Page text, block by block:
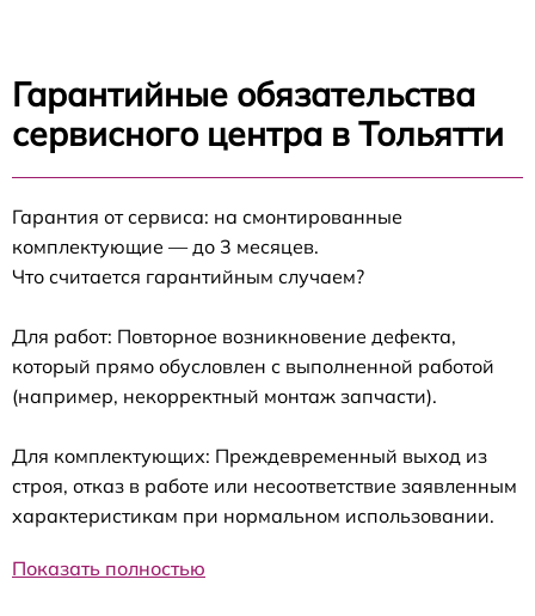
Гарантийные обязательства
сервисного центра в Тольятти
Гарантия от сервиса: на смонтированные
комплектующие — до 3 месяцев.
Что считается гарантийным случаем?
Для работ: Повторное возникновение дефекта,
который прямо обусловлен с выполненной работой
(например, некорректный монтаж запчасти).
Для комплектующих: Преждевременный выход из
строя, отказ в работе или несоответствие заявленным
характеристикам при нормальном использовании.
Показать полностью